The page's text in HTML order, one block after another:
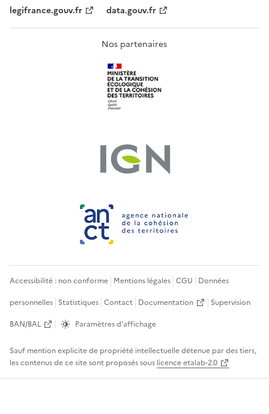
legifrance.gouv.fr
data.gouv.fr
Nos partenaires
Accessibilité : non conforme Mentions légales CGU
Données
personnelles Statistiques Contact Documentation
Supervision
BAN/BAL
Paramètres d'affichage
Sauf mention explicite de propriété intellectuelle détenue par des tiers,
les contenus de ce site sont proposés sous licence etalab-2.0